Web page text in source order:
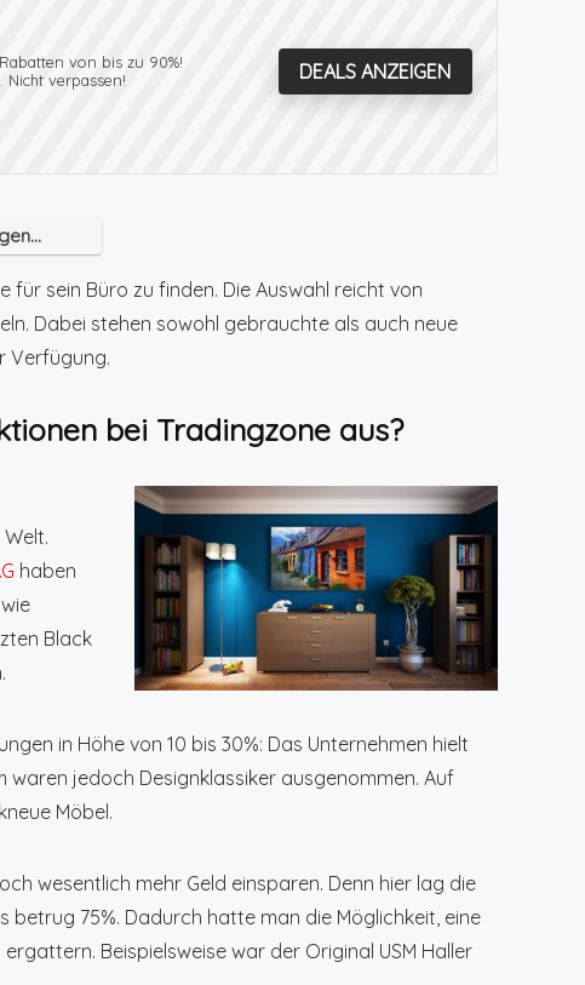
von bis zu 90%!
verpassen!
DEALS ANZEIGEN
sein Büro zu finden. Die Auswahl reicht von
Dabei stehen sowohl gebrauchte als auch neue
Verfügung.
bei Tradingzone aus?
haben
Black
in Höhe von 10 bis 30%: Das Unternehmen hielt
jedoch Designklassiker ausgenommen. Auf
Möbel.
wesentlich mehr Geld einsparen. Denn hier lag die
betrug 75%. Dadurch hatte man die Möglichkeit, eine
Beispielsweise war der Original USM Haller